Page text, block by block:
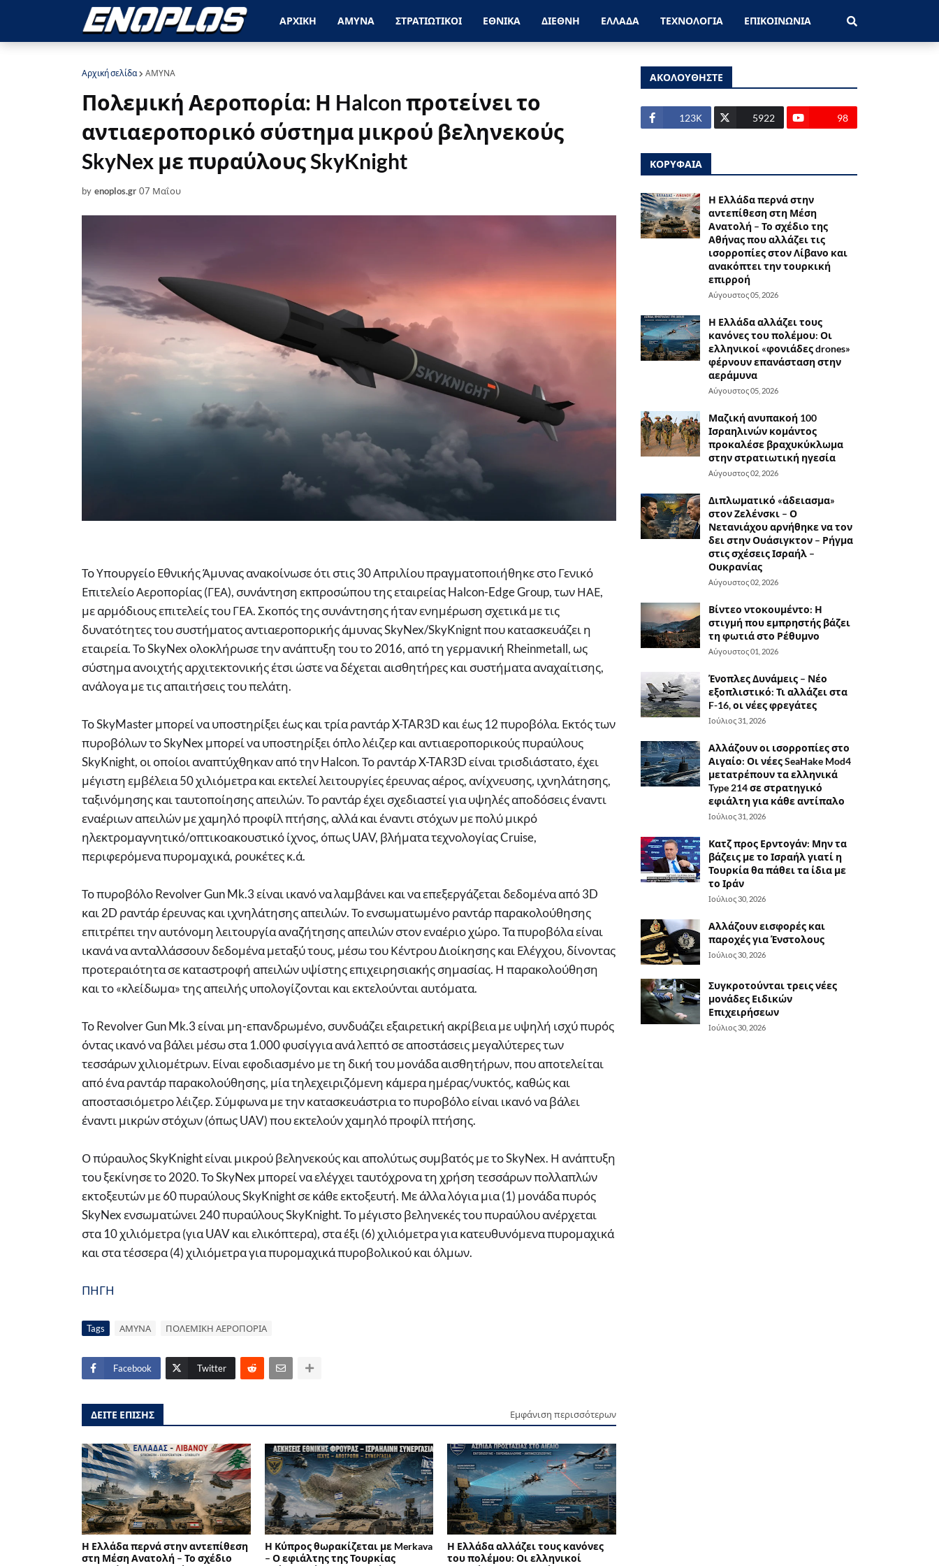
ΑΡΧΙΚΗ ΑΜΥΝΑ ΣΤΡΑΤΙΩΤΙΚΟΙ ΕΘΝΙΚΑ ΔΙΕΘΝΗ ΕΛΛΑΔΑ ΤΕΧΝΟΛΟΓΙΑ ΕΠΙΚΟΙΝΩΝΙΑ
Αρχική σελίδα ΑΜΥΝΑ
Πολεμική Αεροπορία: Η Halcon προτείνει το
αντιαεροπορικό σύστημα μικρού βεληνεκούς
SkyNex με πυραύλους SkyKnight
by enoplos.gr 07 Μαΐου
Το Υπουργείο Εθνικής Άμυνας ανακοίνωσε ότι στις 30 Απριλίου πραγματοποιήθηκε στο Γενικό
Επιτελείο Αεροπορίας (ΓΕΑ), συνάντηση εκπροσώπου της εταιρείας Halcon-Edge Group, των ΗΑΕ,
με αρμόδιους επιτελείς του ΓΕΑ. Σκοπός της συνάντησης ήταν ενημέρωση σχετικά με τις
δυνατότητες του συστήματος αντιαεροπορικής άμυνας SkyNex/SkyKnignt που κατασκευάζει η
εταιρεία. Το SkyNex ολοκλήρωσε την ανάπτυξη του το 2016, από τη γερμανική Rheinmetall, ως
σύστημα ανοιχτής αρχιτεκτονικής έτσι ώστε να δέχεται αισθητήρες και συστήματα αναχαίτισης,
ανάλογα με τις απαιτήσεις του πελάτη.
Το SkyMaster μπορεί να υποστηρίξει έως και τρία ραντάρ X-TAR3D και έως 12 πυροβόλα. Εκτός των
πυροβόλων το SkyNex μπορεί να υποστηρίξει όπλο λέιζερ και αντιαεροπορικούς πυραύλους
SkyKnight, οι οποίοι αναπτύχθηκαν από την Halcon. Το ραντάρ X-TAR3D είναι τρισδιάστατο, έχει
μέγιστη εμβέλεια 50 χιλιόμετρα και εκτελεί λειτουργίες έρευνας αέρος, ανίχνευσης, ιχνηλάτησης,
ταξινόμησης και ταυτοποίησης απειλών. Το ραντάρ έχει σχεδιαστεί για υψηλές αποδόσεις έναντι
εναέριων απειλών με χαμηλό προφίλ πτήσης, αλλά και έναντι στόχων με πολύ μικρό
ηλεκτρομαγνητικό/οπτικοακουστικό ίχνος, όπως UAV, βλήματα τεχνολογίας Cruise,
περιφερόμενα πυρομαχικά, ρουκέτες κ.ά.
Το πυροβόλο Revolver Gun Mk.3 είναι ικανό να λαμβάνει και να επεξεργάζεται δεδομένα από 3D
και 2D ραντάρ έρευνας και ιχνηλάτησης απειλών. Το ενσωματωμένο ραντάρ παρακολούθησης
επιτρέπει την αυτόνομη λειτουργία αναζήτησης απειλών στον εναέριο χώρο. Τα πυροβόλα είναι
ικανά να ανταλλάσσουν δεδομένα μεταξύ τους, μέσω του Κέντρου Διοίκησης και Ελέγχου, δίνοντας
προτεραιότητα σε καταστροφή απειλών υψίστης επιχειρησιακής σημασίας. Η παρακολούθηση
και το «κλείδωμα» της απειλής υπολογίζονται και εκτελούνται αυτόματα.
Το Revolver Gun Mk.3 είναι μη-επανδρωμένο, συνδυάζει εξαιρετική ακρίβεια με υψηλή ισχύ πυρός
όντας ικανό να βάλει μέσω στα 1.000 φυσίγγια ανά λεπτό σε αποστάσεις μεγαλύτερες των
τεσσάρων χιλιομέτρων. Είναι εφοδιασμένο με τη δική του μονάδα αισθητήρων, που αποτελείται
από ένα ραντάρ παρακολούθησης, μία τηλεχειριζόμενη κάμερα ημέρας/νυκτός, καθώς και
αποστασιόμετρο λέιζερ. Σύμφωνα με την κατασκευάστρια το πυροβόλο είναι ικανό να βάλει
έναντι μικρών στόχων (όπως UAV) που εκτελούν χαμηλό προφίλ πτήσης.
Ο πύραυλος SkyKnight είναι μικρού βεληνεκούς και απολύτως συμβατός με το SkyNex. Η ανάπτυξη
του ξεκίνησε το 2020. Το SkyNex μπορεί να ελέγχει ταυτόχρονα τη χρήση τεσσάρων πολλαπλών
εκτοξευτών με 60 πυραύλους SkyKnight σε κάθε εκτοξευτή. Με άλλα λόγια μια (1) μονάδα πυρός
SkyNex ενσωματώνει 240 πυραύλους SkyKnight. Το μέγιστο βεληνεκές του πυραύλου ανέρχεται
στα 10 χιλιόμετρα (για UAV και ελικόπτερα), στα έξι (6) χιλιόμετρα για κατευθυνόμενα πυρομαχικά
και στα τέσσερα (4) χιλιόμετρα για πυρομαχικά πυροβολικού και όλμων.
ΠΗΓΗ
Tags ΑΜΥΝΑ ΠΟΛΕΜΙΚΗ ΑΕΡΟΠΟΡΙΑ
Facebook Twitter
ΔΕΙΤΕ ΕΠΙΣΗΣ Εμφάνιση περισσότερων
Η Ελλάδα περνά στην αντεπίθεση
στη Μέση Ανατολή – Το σχέδιο
Η Κύπρος θωρακίζεται με Merkava
– Ο εφιάλτης της Τουρκίας
Η Ελλάδα αλλάζει τους κανόνες
του πολέμου: Οι ελληνικοί
ΑΚΟΛΟΥΘΗΣΤΕ
123Κ 5922 98
ΚΟΡΥΦΑΙΑ
Η Ελλάδα περνά στην
αντεπίθεση στη Μέση
Ανατολή – Το σχέδιο της
Αθήνας που αλλάζει τις
ισορροπίες στον Λίβανο και
ανακόπτει την τουρκική
επιρροή
Αύγουστος 05, 2026
Η Ελλάδα αλλάζει τους
κανόνες του πολέμου: Οι
ελληνικοί «φονιάδες drones»
φέρνουν επανάσταση στην
αεράμυνα
Αύγουστος 05, 2026
Μαζική ανυπακοή 100
Ισραηλινών κομάντος
προκαλέσε βραχυκύκλωμα
στην στρατιωτική ηγεσία
Αύγουστος 02, 2026
Διπλωματικό «άδειασμα»
στον Ζελένσκι – Ο
Νετανιάχου αρνήθηκε να τον
δει στην Ουάσιγκτον – Ρήγμα
στις σχέσεις Ισραήλ –
Ουκρανίας
Αύγουστος 02, 2026
Βίντεο ντοκουμέντο: Η
στιγμή που εμπρηστής βάζει
τη φωτιά στο Ρέθυμνο
Αύγουστος 01, 2026
Ένοπλες Δυνάμεις – Νέο
εξοπλιστικό: Τι αλλάζει στα
F-16, οι νέες φρεγάτες
Ιούλιος 31, 2026
Αλλάζουν οι ισορροπίες στο
Αιγαίο: Οι νέες SeaHake Mod4
μετατρέπουν τα ελληνικά
Type 214 σε στρατηγικό
εφιάλτη για κάθε αντίπαλο
Ιούλιος 31, 2026
Κατζ προς Ερντογάν: Μην τα
βάζεις με το Ισραήλ γιατί η
Τουρκία θα πάθει τα ίδια με
το Ιράν
Ιούλιος 30, 2026
Αλλάζουν εισφορές και
παροχές για Ένστολους
Ιούλιος 30, 2026
Συγκροτούνται τρεις νέες
μονάδες Ειδικών
Επιχειρήσεων
Ιούλιος 30, 2026